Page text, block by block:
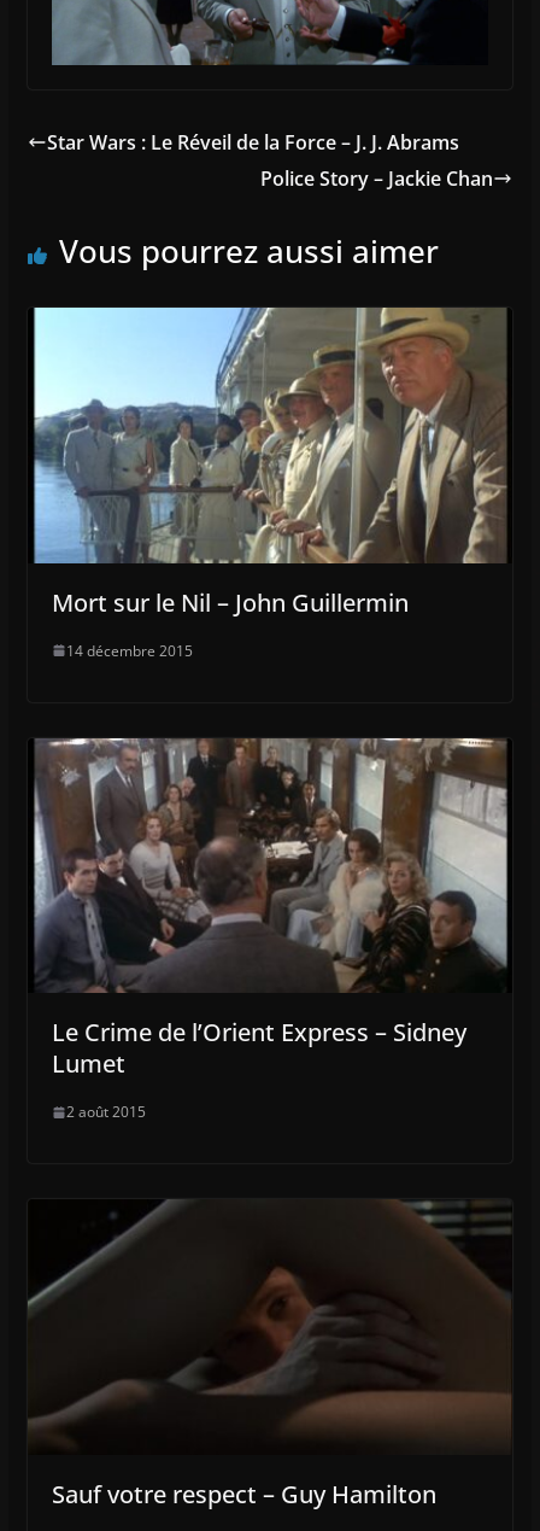
Star Wars : Le Réveil de la Force – J. J. Abrams
Police Story – Jackie Chan
Vous pourrez aussi aimer
Mort sur le Nil – John Guillermin
14 décembre 2015
Le Crime de l’Orient Express – Sidney
Lumet
2 août 2015
Sauf votre respect – Guy Hamilton